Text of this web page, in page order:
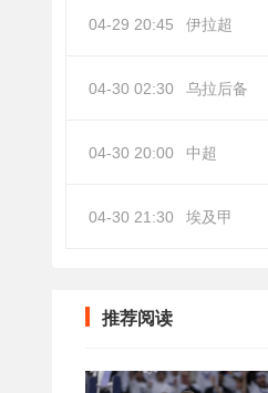
04-29 20:45 伊拉超
04-30 02:30 乌拉后备
04-30 20:00 中超
04-30 21:30 埃及甲
推荐阅读